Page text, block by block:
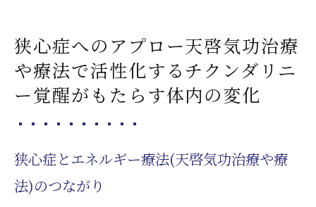
狭心症へのアプロー天啓気功治療
や療法で活性化するチクンダリニ
ー覚醒がもたらす体内の変化
狭心症とエネルギー療法(天啓気功治療や療
法)のつながり